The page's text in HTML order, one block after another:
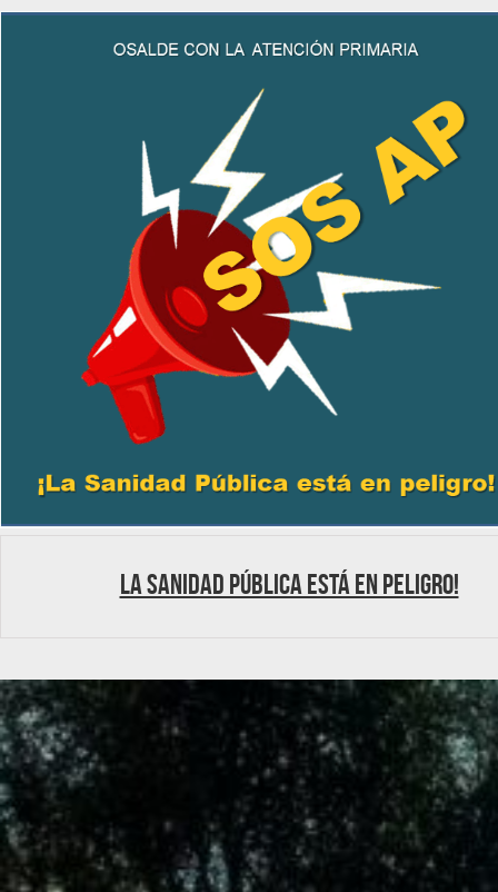
La Sanidad Pública está en peligro!